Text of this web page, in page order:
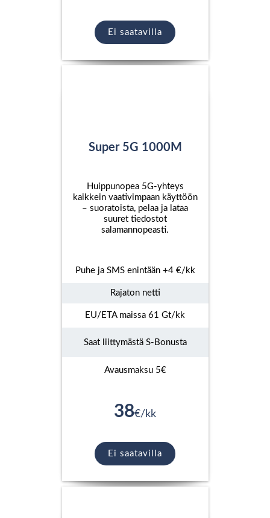
Ei saatavilla
Super 5G 1000M
Huippunopea 5G-yhteys
kaikkein vaativimpaan käyttöön
– suoratoista, pelaa ja lataa
suuret tiedostot
salamannopeasti.
Puhe ja SMS enintään +4 €/kk
Rajaton netti
EU/ETA maissa 61 Gt/kk
Saat liittymästä S-Bonusta
Avausmaksu 5€
38€/kk
Ei saatavilla